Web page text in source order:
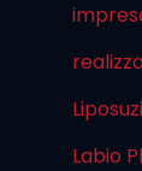
Labio